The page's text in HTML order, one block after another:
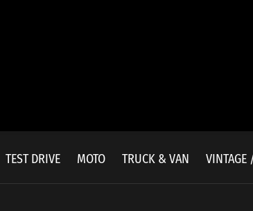
TEST DRIVE MOTO TRUCK & VAN VINTAGE